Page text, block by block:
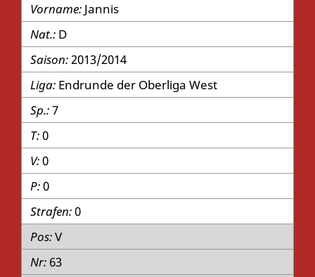
Jannis
D
2013/2014
Endrunde der Oberliga West
7
0
0
0
0
V
63